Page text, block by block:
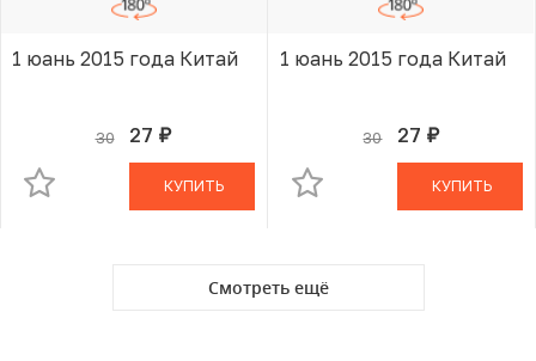
1 юань 2015 года Китай
30 27 руб.
В КОРЗИНЕ
КУПИТЬ
1 юань 2015 года Китай
30 27 руб.
В КОРЗИНЕ
КУПИТЬ
Смотреть ещё